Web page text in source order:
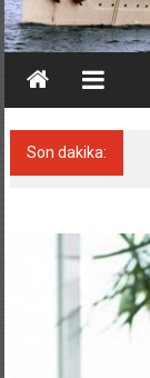
Son dakika: